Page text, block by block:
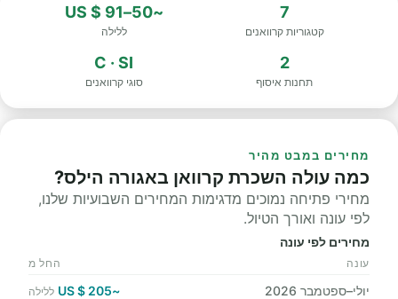
7
קטגוריות קרוואנים
~50–91 $ US
ללילה
2
תחנות איסוף
C · SI
סוגי קרוואנים
מחירים במבט מהיר
כמה עולה השכרת קרוואן באגורה הילס?
מחירי פתיחה נמוכים מדגימות המחירים השבועיות שלנו,
לפי עונה ואורך הטיול.
מחירים לפי עונה
עונה החל מ
יולי–ספטמבר 2026 ~205 $ US ללילה